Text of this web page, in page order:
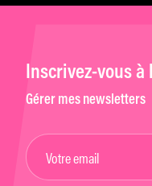
Inscrivez-vous
Gérer mes newsletters